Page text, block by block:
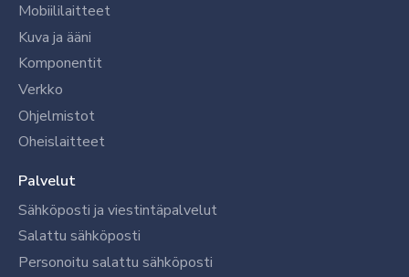
Mobiililaitteet
Kuva ja ääni
Komponentit
Verkko
Ohjelmistot
Oheislaitteet
Palvelut
Sähköposti ja viestintäpalvelut
Salattu sähköposti
Personoitu salattu sähköposti